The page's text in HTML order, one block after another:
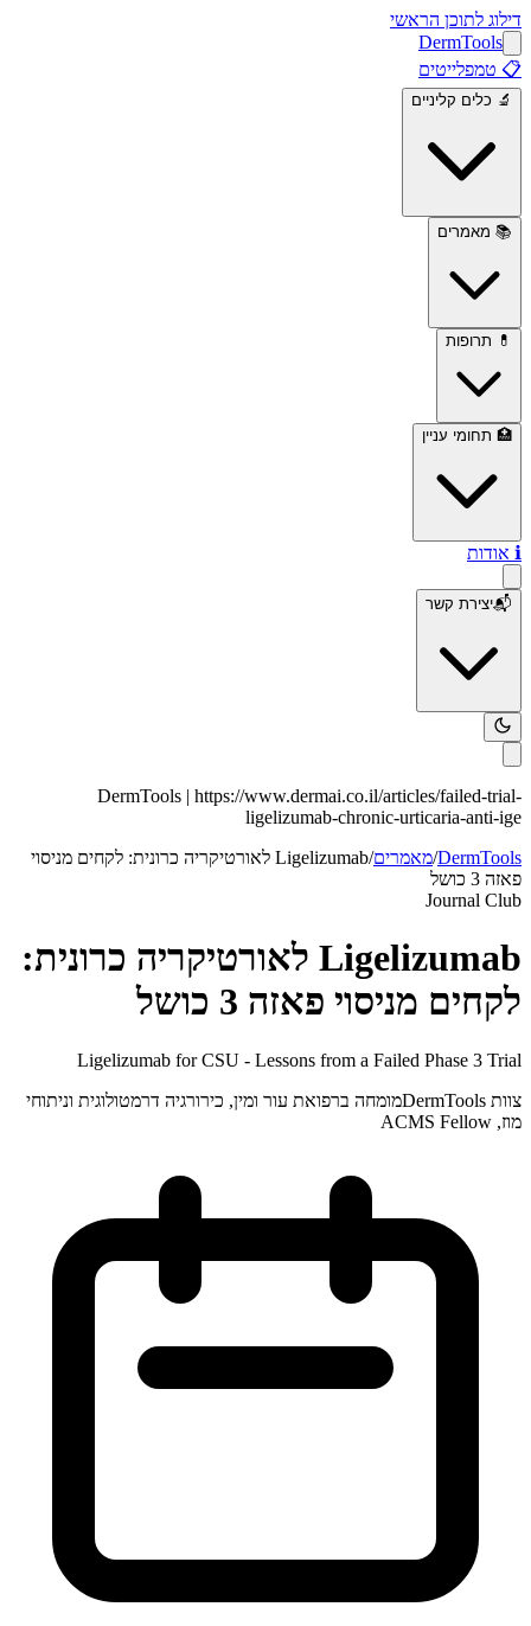
דילוג לתוכן הראשי
DermTools
📋 טמפלייטים
🔬 כלים קליניים
📚 מאמרים
💊 תרופות
🏥 תחומי עניין
ℹ️ אודות
📬יצירת קשר
DermTools | https://www.dermai.co.il/articles/failed-trial-
ligelizumab-chronic-urticaria-anti-ige
DermTools
/מאמרים/
Ligelizumab לאורטיקריה כרונית: לקחים מניסוי
פאזה 3 כושל
Journal Club
Ligelizumab לאורטיקריה כרונית:
לקחים מניסוי פאזה 3 כושל
Ligelizumab for CSU - Lessons from a Failed Phase 3 Trial
צוות DermTools
מומחה ברפואת עור ומין, כירורגיה דרמטולוגית וניתוחי
מוז, ACMS Fellow